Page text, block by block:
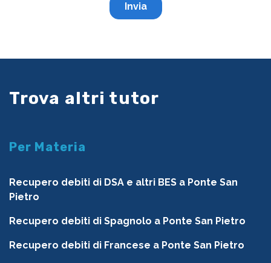
Trova altri tutor
Per Materia
Recupero debiti di DSA e altri BES a Ponte San
Pietro
Recupero debiti di Spagnolo a Ponte San Pietro
Recupero debiti di Francese a Ponte San Pietro